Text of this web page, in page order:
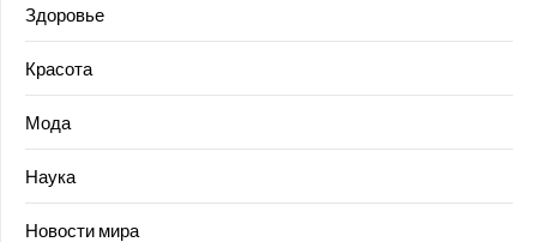
Здоровье
Красота
Мода
Наука
Новости мира